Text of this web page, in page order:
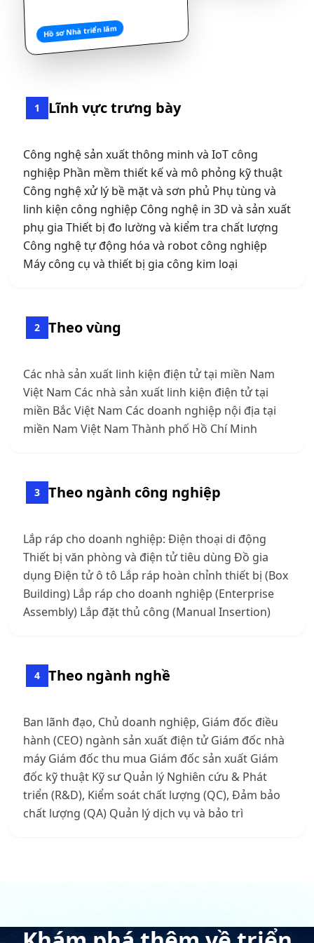
Hồ sơ Nhà triển lãm
1 Lĩnh vực trưng bày
Công nghệ sản xuất thông minh và IoT công
nghiệp Phần mềm thiết kế và mô phỏng kỹ thuật
Công nghệ xử lý bề mặt và sơn phủ Phụ tùng và
linh kiện công nghiệp Công nghệ in 3D và sản xuất
phụ gia Thiết bị đo lường và kiểm tra chất lượng
Công nghệ tự động hóa và robot công nghiệp
Máy công cụ và thiết bị gia công kim loại
2 Theo vùng
Các nhà sản xuất linh kiện điện tử tại miền Nam
Việt Nam Các nhà sản xuất linh kiện điện tử tại
miền Bắc Việt Nam Các doanh nghiệp nội địa tại
miền Nam Việt Nam Thành phố Hồ Chí Minh
3 Theo ngành công nghiệp
Lắp ráp cho doanh nghiệp: Điện thoại di động
Thiết bị văn phòng và điện tử tiêu dùng Đồ gia
dụng Điện tử ô tô Lắp ráp hoàn chỉnh thiết bị (Box
Building) Lắp ráp cho doanh nghiệp (Enterprise
Assembly) Lắp đặt thủ công (Manual Insertion)
4 Theo ngành nghề
Ban lãnh đạo, Chủ doanh nghiệp, Giám đốc điều
hành (CEO) ngành sản xuất điện tử Giám đốc nhà
máy Giám đốc thu mua Giám đốc sản xuất Giám
đốc kỹ thuật Kỹ sư Quản lý Nghiên cứu & Phát
triển (R&D), Kiểm soát chất lượng (QC), Đảm bảo
chất lượng (QA) Quản lý dịch vụ và bảo trì